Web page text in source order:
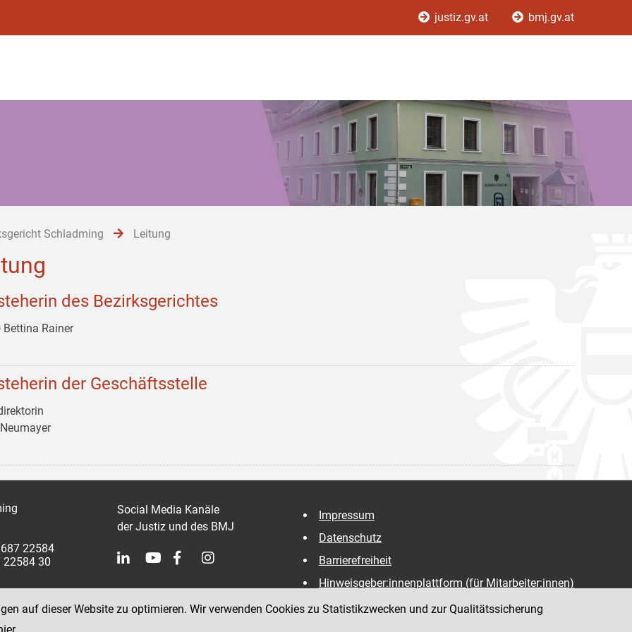
justiz.gv.at bmj.gv.at
Schladming Leitung
des Bezirksgerichtes
Bettina Rainer
der Geschäftsstelle
22584
22584 30
Social Media Kanäle
der Justiz und des BMJ
Impressum
Datenschutz
Barrierefreiheit
Hinweisgeber:innenplattform (für Mitarbeiter:innen)
auf dieser Website zu optimieren. Wir verwenden Cookies zu Statistikzwecken und zur Qualitätssicherung